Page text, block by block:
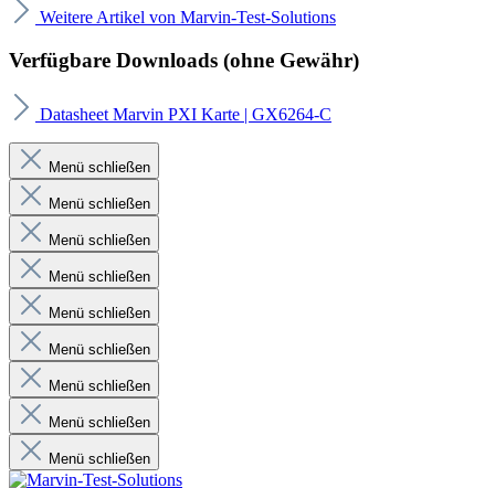
Weitere Artikel von Marvin-Test-Solutions
Verfügbare Downloads (ohne Gewähr)
Datasheet Marvin PXI Karte | GX6264-C
Menü schließen
Menü schließen
Menü schließen
Menü schließen
Menü schließen
Menü schließen
Menü schließen
Menü schließen
Menü schließen